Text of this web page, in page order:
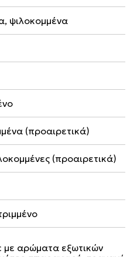
ψιλοκομμένα
(προαιρετικά)
(προαιρετικά)
με αρώματα εξωτικών